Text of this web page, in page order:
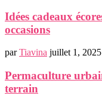
Idées cadeaux
occasions
parTiavina juillet 1, 2025
Permaculture
terrain